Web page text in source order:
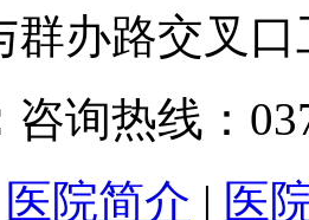
群办路交叉
咨询热线：
医院简介 | 医